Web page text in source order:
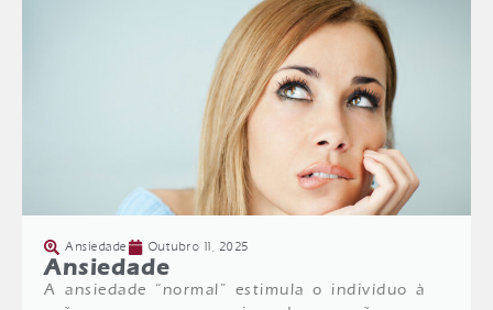
Ansiedade Outubro 11, 2025
Ansiedade
A ansiedade “normal” estimula o indivíduo à